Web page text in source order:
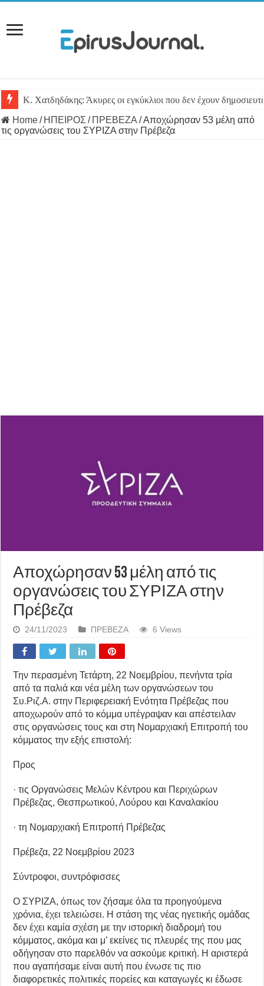
Κ. Χατδηδάκης: Άκυρες οι εγκύκλιοι που δεν έχουν
Home/ ΗΠΕΙΡΟΣ / ΠΡΕΒΕΖΑ /Αποχώρησαν 53 μέλη από
τις οργανώσεις του ΣΥΡΙΖΑ στην Πρέβεζα
Αποχώρησαν 53 μέλη από τις
οργανώσεις του ΣΥΡΙΖΑ στην
Πρέβεζα
24/11/2023 ΠΡΕΒΕΖΑ 6 Views
Την περασμένη Τετάρτη, 22 Νοεμβρίου, πενήντα τρία
από τα παλιά και νέα μέλη των οργανώσεων του
Συ.Ριζ.Α. στην Περιφερειακή Ενότητα Πρέβεζας που
αποχωρούν από το κόμμα υπέγραψαν και απέστειλαν
στις οργανώσεις τους και στη Νομαρχιακή Επιτροπή του
κόμματος την εξής επιστολή:
Προς
· τις Οργανώσεις Μελών Κέντρου και Περιχώρων
Πρέβεζας, Θεσπρωτικού, Λούρου και Καναλακίου
· τη Νομαρχιακή Επιτροπή Πρέβεζας
Πρέβεζα, 22 Νοεμβρίου 2023
Σύντροφοι, συντρόφισσες
Ο ΣΥΡΙΖΑ, όπως τον ζήσαμε όλα τα προηγούμενα
χρόνια, έχει τελειώσει. Η στάση της νέας ηγετικής ομάδας
δεν έχει καμία σχέση με την ιστορική διαδρομή του
κόμματος, ακόμα και μ’ εκείνες τις πλευρές της που μας
οδήγησαν στο παρελθόν να ασκούμε κριτική. Η αριστερά
που αγαπήσαμε είναι αυτή που ένωσε τις πιο
διαφορετικές πολιτικές πορείες και καταγωγές κι έδωσε